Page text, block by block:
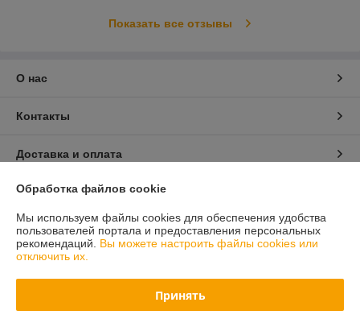
Показать все отзывы
О нас
Контакты
Доставка и оплата
График работы
Полная версия сайта
Сайт создан на платформе Deal.by
Обработка файлов cookie
Мы используем файлы cookies для обеспечения удобства
пользователей портала и предоставления персональных
рекомендаций. Вы можете настроить файлы cookies или
отключить их.
Принять